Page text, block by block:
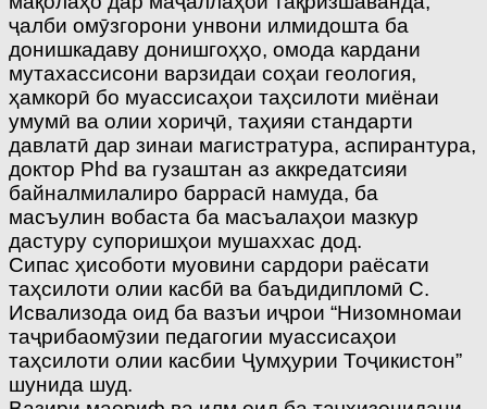
ҷалби омӯзгорони унвони илмидошта ба
донишкадаву донишгоҳҳо, омода кардани
мутахассисони варзидаи соҳаи геология,
ҳамкорӣ бо муассисаҳои таҳсилоти миёнаи
умумӣ ва олии хориҷӣ, таҳияи стандарти
давлатӣ дар зинаи магистратура, аспирантура,
доктор Phd ва гузаштан аз аккредатсияи
байналмилалиро баррасӣ намуда, ба
масъулин вобаста ба масъалаҳои мазкур
дастуру супоришҳои мушаххас дод.
Сипас ҳисоботи муовини сардори раёсати
таҳсилоти олии касбӣ ва баъдидипломӣ С.
Исвализода оид ба вазъи иҷрои “Низомномаи
таҷрибаомӯзии педагогии муассисаҳои
таҳсилоти олии касбии Ҷумҳурии Тоҷикистон”
шунида шуд.